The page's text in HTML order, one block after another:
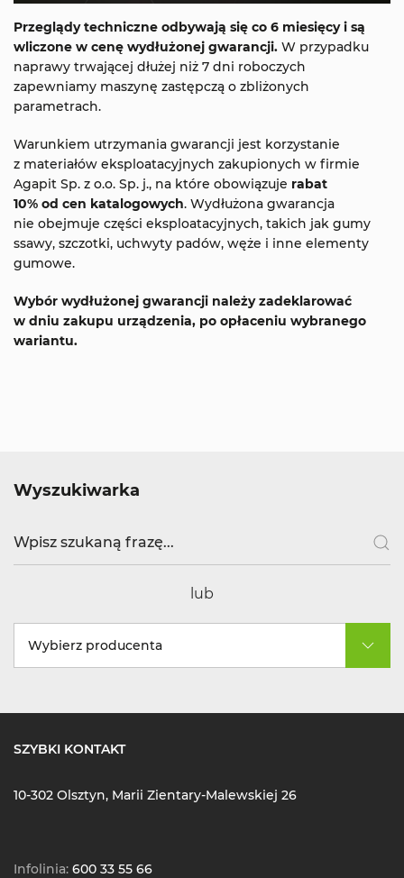
Przeglądy techniczne odbywają się co 6 miesięcy i są
wliczone w cenę wydłużonej gwarancji. W przypadku
naprawy trwającej dłużej niż 7 dni roboczych
zapewniamy maszynę zastępczą o zbliżonych
parametrach.
Warunkiem utrzymania gwarancji jest korzystanie
z materiałów eksploatacyjnych zakupionych w firmie
Agapit Sp. z o.o. Sp. j., na które obowiązuje rabat
10% od cen katalogowych. Wydłużona gwarancja
nie obejmuje części eksploatacyjnych, takich jak gumy
ssawy, szczotki, uchwyty padów, węże i inne elementy
gumowe.
Wybór wydłużonej gwarancji należy zadeklarować
w dniu zakupu urządzenia, po opłaceniu wybranego
wariantu.
Wyszukiwarka
lub
Wybierz producenta
SZYBKI KONTAKT
10-302 Olsztyn, Marii Zientary-Malewskiej 26
Infolinia: 600 33 55 66